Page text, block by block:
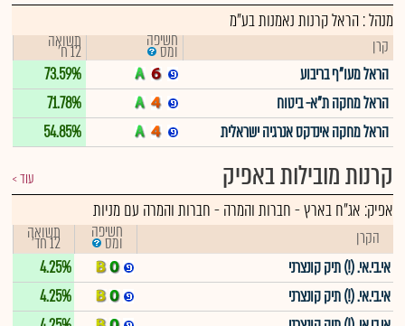
מנהל : הראל קרנות נאמנות בע"מ
קרן חשיפה
ומס תשואה
12 ח'
הראל מעו"ף בריבוע
73.59%
הראל מחקה ת"א- ביטוח
71.78%
הראל מחקה אינדקס אנרגיה ישראלית
54.85%
קרנות מובילות באפיק עוד
אפיק: אג"ח בארץ - חברות והמרה-חברות והמרה עם מניות
הקרן חשיפה
ומס תשואה
12 חד'
אי.בי.אי. (!) תיק קונצרני
4.25%
אי.בי.אי. (!) תיק קונצרני
4.25%